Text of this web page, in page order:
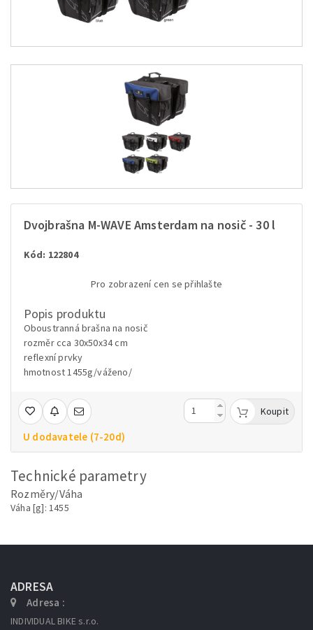
Dvojbrašna M-WAVE Amsterdam na nosič - 30 l
Kód: 122804
Pro zobrazení cen se přihlašte
Popis produktu
Oboustranná brašna na nosič
rozměr cca 30x50x34 cm
reflexní prvky
hmotnost 1455g/váženo/
U dodavatele (7-20d)
Koupit
Technické parametry
Rozměry/Váha
Váha [g]: 1455
ADRESA
Adresa :
INDIVIDUAL BIKE s.r.o.